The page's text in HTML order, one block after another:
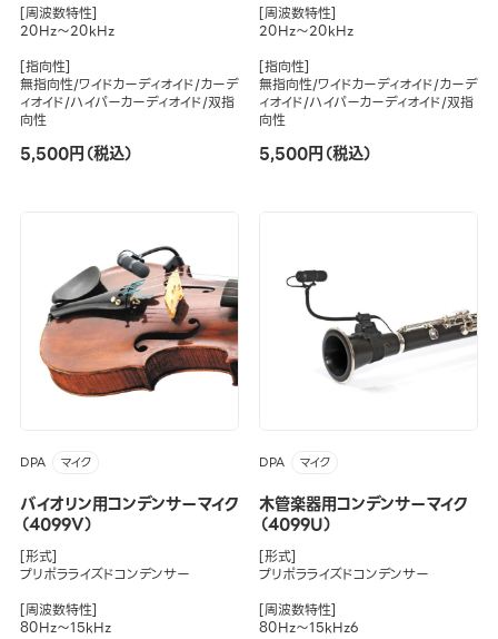
[周波数特性]
20Hz～20kHz
[指向性]
無指向性/ワイドカーディオイド/カーデ
ィオイド/ハイパーカーディオイド/双指
向性
5,500円（税込）
[周波数特性]
20Hz～20kHz
[指向性]
無指向性/ワイドカーディオイド/カーデ
ィオイド/ハイパーカーディオイド/双指
向性
5,500円（税込）
DPA マイク
バイオリン用コンデンサーマイク
（4099V）
[形式]
プリポラライズドコンデンサー
[周波数特性]
80Hz～15kHz
DPA マイク
木管楽器用コンデンサーマイク
（4099U）
[形式]
プリポラライズドコンデンサー
[周波数特性]
80Hz～15kHz6